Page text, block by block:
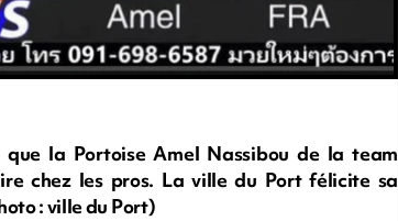
la Portoise Amel Nassibou de la team
chez les pros. La ville du Port félicite sa
: ville du Port)